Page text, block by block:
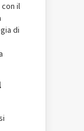
il
di